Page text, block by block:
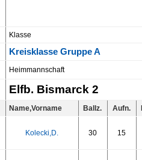
Klasse
Kreisklasse Gruppe A
Heimmannschaft
Elfb. Bismarck 2
Name,Vorname Ballz. Aufn.
Kolecki,D. 30 15